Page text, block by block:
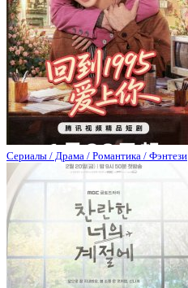
Сериалы / Драма / Романтика / Фэнтези